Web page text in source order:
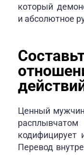
который
и абсолютное
Ценный
кодифицирует
Перевод